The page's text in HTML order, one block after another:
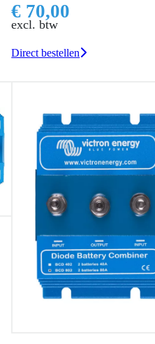
€ 70,00
excl. btw
Direct bestellen